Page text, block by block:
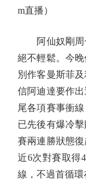
m直播）
阿仙奴剛周
絕不輕鬆。今
別作客曼斯菲
信阿迪達要作
尾各項賽事衝
已先後有爆冷
賽兩連勝狀態
近6次對賽取得
線，不過首循